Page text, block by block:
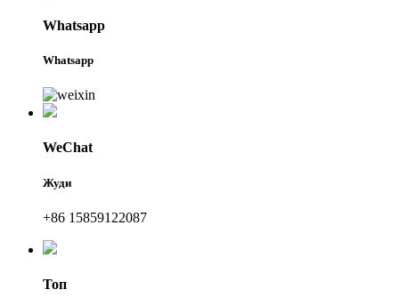
Whatsapp
Whatsapp
WeChat
Жуди
+86 15859122087
Топ